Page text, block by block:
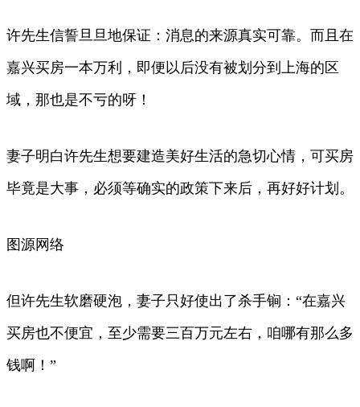
许先生信誓旦旦地保证：消息的来源真实可靠。而且在
嘉兴买房一本万利，即便以后没有被划分到上海的区
域，那也是不亏的呀！
妻子明白许先生想要建造美好生活的急切心情，可买房
毕竟是大事，必须等确实的政策下来后，再好好计划。
图源网络
但许先生软磨硬泡，妻子只好使出了杀手锏：“在嘉兴
买房也不便宜，至少需要三百万元左右，咱哪有那么多
钱啊！”